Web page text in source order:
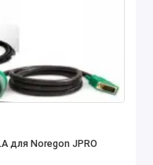
для Noregon JPRO